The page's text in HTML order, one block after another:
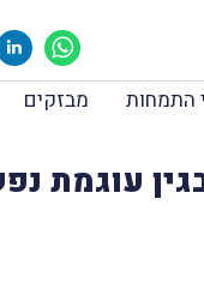
התמחות מבזקים
עוגמת